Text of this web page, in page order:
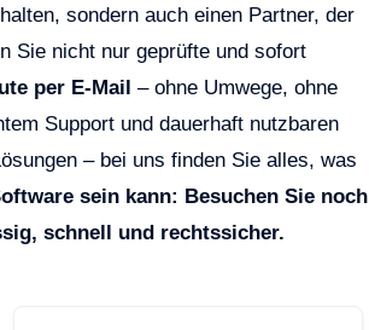
sondern auch einen Partner, der
Sie nicht nur geprüfte und sofort
per E-Mail – ohne Umwege, ohne
Support und dauerhaft nutzbaren
– bei uns finden Sie alles, was
sein kann: Besuchen Sie noch
schnell und rechtssicher.